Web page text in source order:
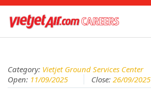
Category: Vietjet Ground Services Center
Open: 11/09/2025 Close: 26/09/2025